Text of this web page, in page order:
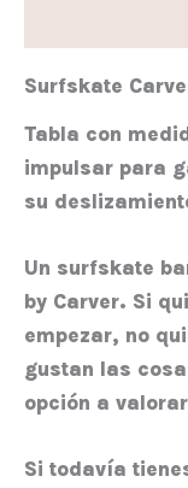
Surfskate
Tabla con
impulsar para
su
Un surfskate
by Carver. Si
empezar, no
gustan las
opción a
Si todavía